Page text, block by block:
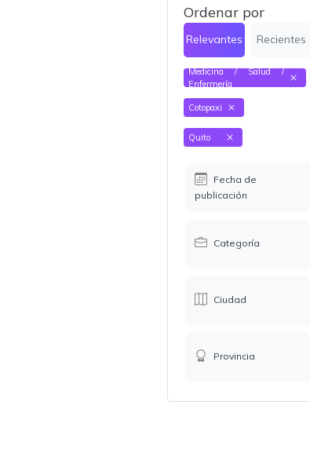
Ordenar por
Relevantes Recientes
Medicina / Salud /
Enfermería
Cotopaxi
Quito
Fecha de
publicación
Categoría
Ciudad
Provincia